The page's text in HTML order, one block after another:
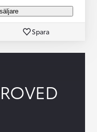
Spara